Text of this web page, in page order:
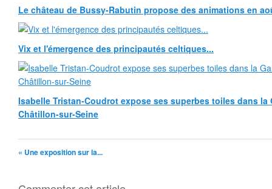
Le château de Bussy-Rabutin propose des animations en
Vix et l'émergence des principautés celtiques...
Isabelle Tristan-Coudrot expose ses superbes toiles dans la
Châtillon-sur-Seine
« Une exposition sur la...